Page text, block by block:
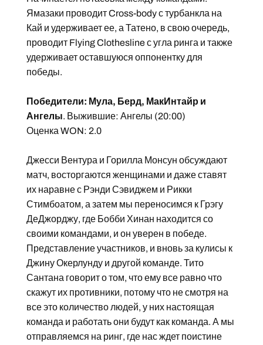
Ямазаки проводит Cross-body с турбанкла на
Кай и удерживает ее, а Татено, в свою очередь,
проводит Flying Clothesline с угла ринга и также
удерживает оставшуюся оппонентку для
победы.
Победители: Мула, Берд, МакИнтайр и
Ангелы. Выжившие: Ангелы (20:00)
Оценка WON: 2.0
Джесси Вентура и Горилла Монсун обсуждают
матч, восторгаются женщинами и даже ставят
их наравне с Рэнди Сэвиджем и Рикки
Стимбоатом, а затем мы переносимся к Грэгу
ДеДжорджу, где Бобби Хинан находится со
своими командами, и он уверен в победе.
Представление участников, и вновь за кулисы к
Джину Окерлунду и другой команде. Тито
Сантана говорит о том, что ему все равно что
скажут их противники, потому что не смотря на
все это количество людей, у них настоящая
команда и работать они будут как команда. А мы
отправляемся на ринг, где нас ждет поистине